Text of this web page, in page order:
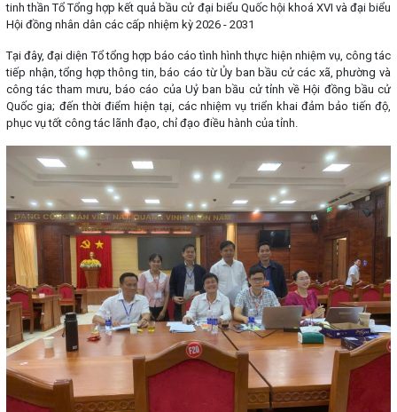
tinh thần Tổ Tổng hợp kết quả bầu cử đại biểu Quốc hội khoá XVI và đại biểu
Hội đồng nhân dân các cấp nhiệm kỳ 2026 - 2031
Tại đây, đại diện Tổ tổng hợp báo cáo tình hình thực hiện nhiệm vụ, công tác
tiếp nhận, tổng hợp thông tin, báo cáo từ Ủy ban bầu cử các xã, phường và
công tác tham mưu, báo cáo của Uỷ ban bầu cử tỉnh về Hội đồng bầu cử
Quốc gia; đến thời điểm hiện tại, các nhiệm vụ triển khai đảm bảo tiến độ,
phục vụ tốt công tác lãnh đạo, chỉ đạo điều hành của tỉnh.